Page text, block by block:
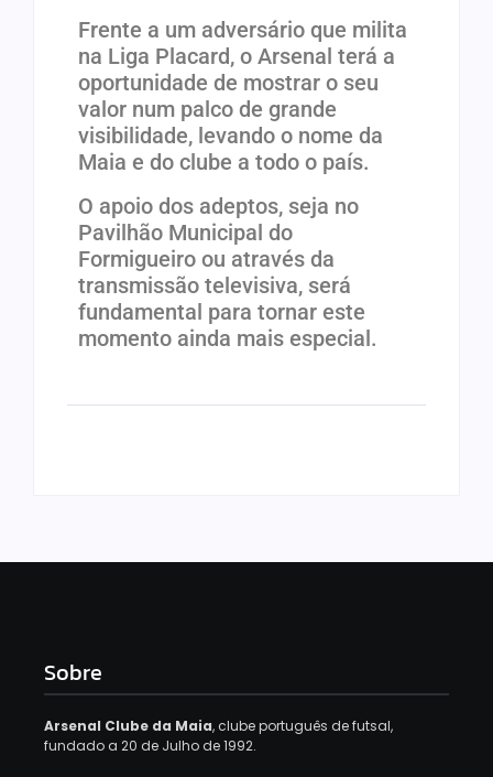
Frente a um adversário que milita
na Liga Placard, o Arsenal terá a
oportunidade de mostrar o seu
valor num palco de grande
visibilidade, levando o nome da
Maia e do clube a todo o país.
O apoio dos adeptos, seja no
Pavilhão Municipal do
Formigueiro ou através da
transmissão televisiva, será
fundamental para tornar este
momento ainda mais especial.
Sobre
Arsenal Clube da Maia, clube português de futsal,
fundado a 20 de Julho de 1992.